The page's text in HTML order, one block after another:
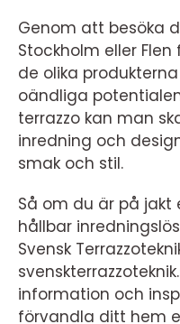
Genom att besöka
Stockholm eller
de olika
oändliga
terrazzo kan man
inredning och
smak och stil.
Så om du är på
hållbar
Svensk
information och
förvandla ditt hem